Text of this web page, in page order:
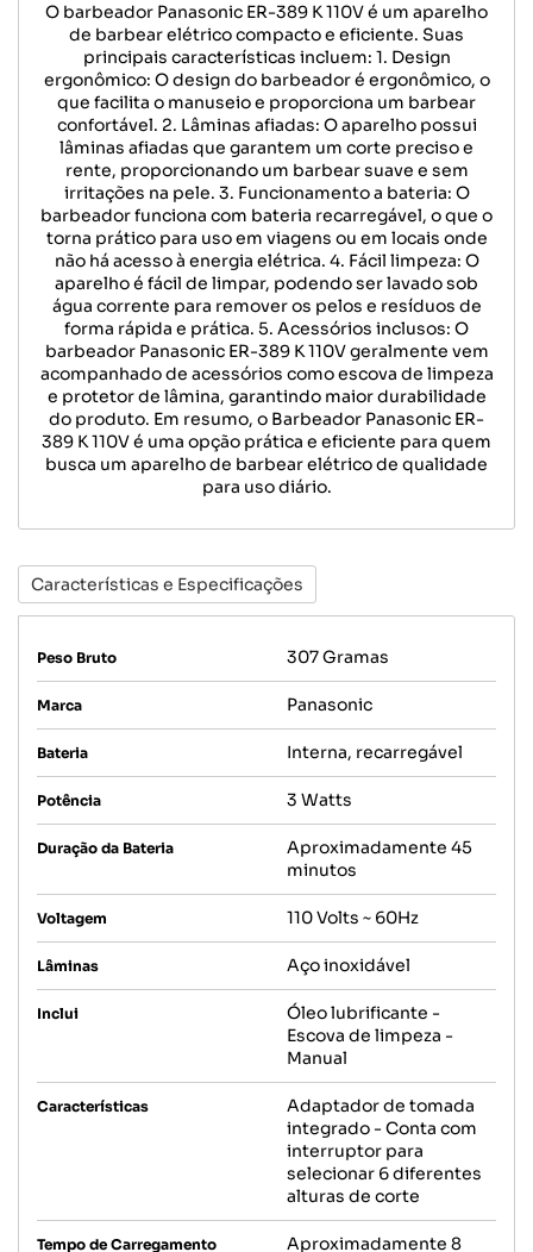
O barbeador Panasonic ER-389 K 110V é um aparelho
de barbear elétrico compacto e eficiente. Suas
principais características incluem: 1. Design
ergonômico: O design do barbeador é ergonômico, o
que facilita o manuseio e proporciona um barbear
confortável. 2. Lâminas afiadas: O aparelho possui
lâminas afiadas que garantem um corte preciso e
rente, proporcionando um barbear suave e sem
irritações na pele. 3. Funcionamento a bateria: O
barbeador funciona com bateria recarregável, o que o
torna prático para uso em viagens ou em locais onde
não há acesso à energia elétrica. 4. Fácil limpeza: O
aparelho é fácil de limpar, podendo ser lavado sob
água corrente para remover os pelos e resíduos de
forma rápida e prática. 5. Acessórios inclusos: O
barbeador Panasonic ER-389 K 110V geralmente vem
acompanhado de acessórios como escova de limpeza
e protetor de lâmina, garantindo maior durabilidade
do produto. Em resumo, o Barbeador Panasonic ER-
389 K 110V é uma opção prática e eficiente para quem
busca um aparelho de barbear elétrico de qualidade
para uso diário.
Características e Especificações
Peso Bruto 307 Gramas
Marca Panasonic
Bateria Interna, recarregável
Potência 3 Watts
Duração da Bateria
Aproximadamente 45
minutos
Voltagem 110 Volts ~ 60Hz
Lâminas Aço inoxidável
Inclui
Óleo lubrificante -
Escova de limpeza -
Manual
Características
Adaptador de tomada
integrado - Conta com
interruptor para
selecionar 6 diferentes
alturas de corte
Tempo de Carregamento Aproximadamente 8